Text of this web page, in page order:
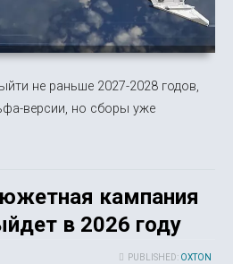
не раньше 2027-2028 годов,
версии, но сборы уже
кампания
в 2026 году
PUBLISHED: OXTON